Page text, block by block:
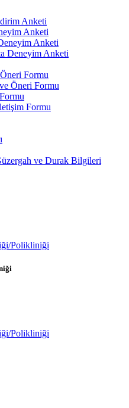
Anketi
Anketi
Anketi
Deneyim Anketi
Formu
Öneri Formu
Formu
ve Durak Bilgileri
Polikliniği
Polikliniği